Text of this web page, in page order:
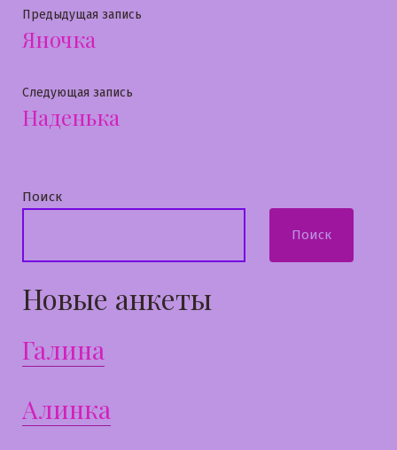
Навигация
по
записям
Предыдущая запись
Яночка
Следующая запись
Наденька
Поиск
Поиск
Новые анкеты
Галина
Алинка